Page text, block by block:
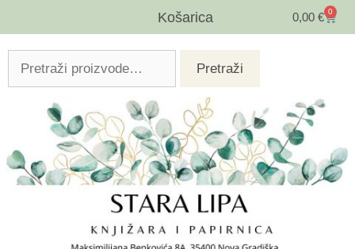
Košarica 0,00 € 0
Pretraži